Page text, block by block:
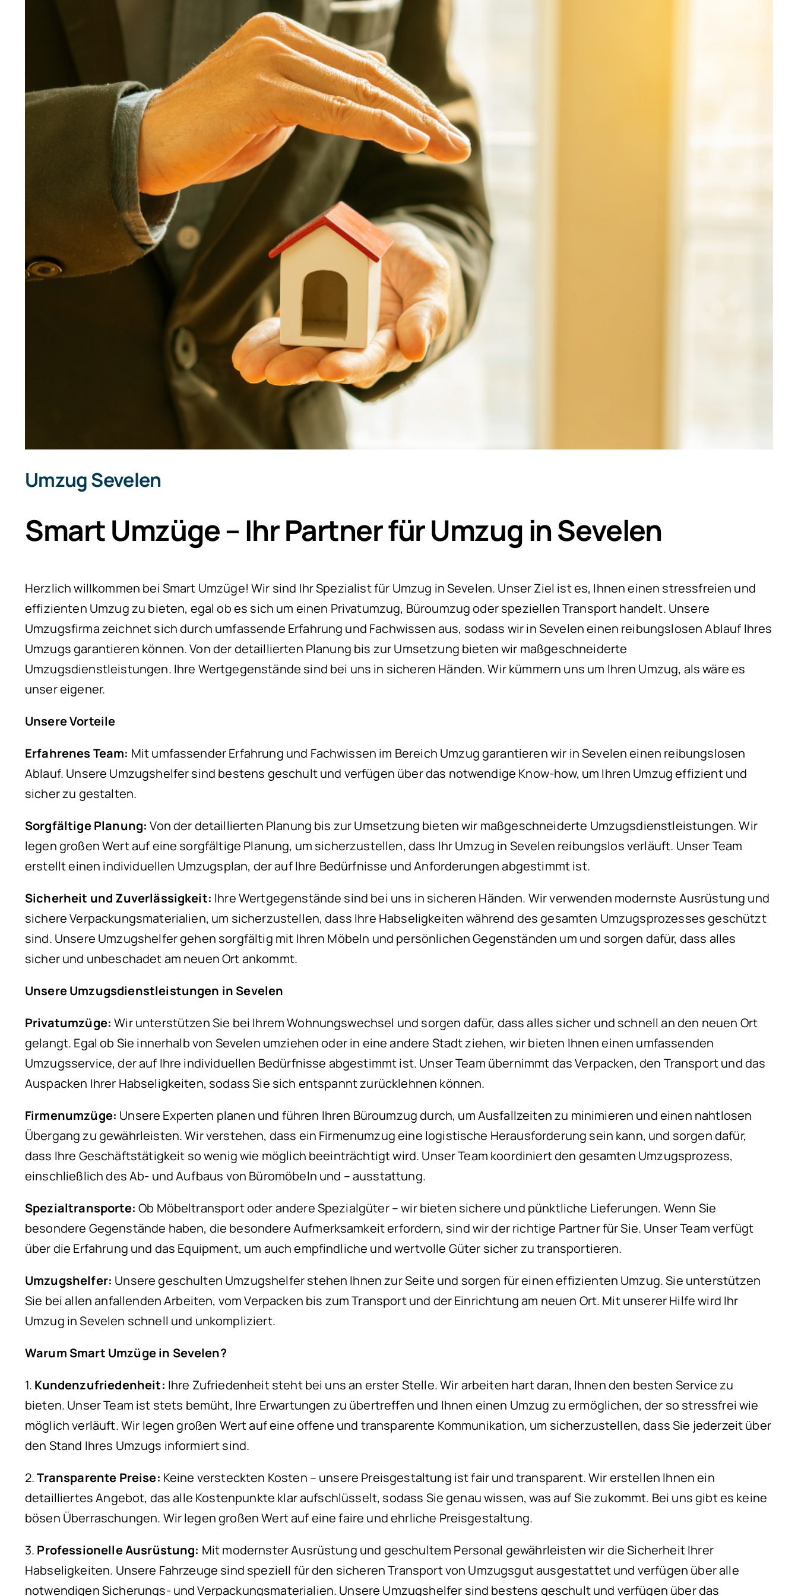
Umzug Sevelen
Smart Umzüge – Ihr Partner für Umzug in Sevelen
Herzlich willkommen bei Smart Umzüge! Wir sind Ihr Spezialist für Umzug in Sevelen. Unser Ziel ist es, Ihnen einen stressfreien und
effizienten Umzug zu bieten, egal ob es sich um einen Privatumzug, Büroumzug oder speziellen Transport handelt. Unsere
Umzugsfirma zeichnet sich durch umfassende Erfahrung und Fachwissen aus, sodass wir in Sevelen einen reibungslosen Ablauf Ihres
Umzugs garantieren können. Von der detaillierten Planung bis zur Umsetzung bieten wir maßgeschneiderte
Umzugsdienstleistungen. Ihre Wertgegenstände sind bei uns in sicheren Händen. Wir kümmern uns um Ihren Umzug, als wäre es
unser eigener.
Unsere Vorteile
Erfahrenes Team: Mit umfassender Erfahrung und Fachwissen im Bereich Umzug garantieren wir in Sevelen einen reibungslosen
Ablauf. Unsere Umzugshelfer sind bestens geschult und verfügen über das notwendige Know-how, um Ihren Umzug effizient und
sicher zu gestalten.
Sorgfältige Planung: Von der detaillierten Planung bis zur Umsetzung bieten wir maßgeschneiderte Umzugsdienstleistungen. Wir
legen großen Wert auf eine sorgfältige Planung, um sicherzustellen, dass Ihr Umzug in Sevelen reibungslos verläuft. Unser Team
erstellt einen individuellen Umzugsplan, der auf Ihre Bedürfnisse und Anforderungen abgestimmt ist.
Sicherheit und Zuverlässigkeit: Ihre Wertgegenstände sind bei uns in sicheren Händen. Wir verwenden modernste Ausrüstung und
sichere Verpackungsmaterialien, um sicherzustellen, dass Ihre Habseligkeiten während des gesamten Umzugsprozesses geschützt
sind. Unsere Umzugshelfer gehen sorgfältig mit Ihren Möbeln und persönlichen Gegenständen um und sorgen dafür, dass alles
sicher und unbeschadet am neuen Ort ankommt.
Unsere Umzugsdienstleistungen in Sevelen
Privatumzüge: Wir unterstützen Sie bei Ihrem Wohnungswechsel und sorgen dafür, dass alles sicher und schnell an den neuen Ort
gelangt. Egal ob Sie innerhalb von Sevelen umziehen oder in eine andere Stadt ziehen, wir bieten Ihnen einen umfassenden
Umzugsservice, der auf Ihre individuellen Bedürfnisse abgestimmt ist. Unser Team übernimmt das Verpacken, den Transport und das
Auspacken Ihrer Habseligkeiten, sodass Sie sich entspannt zurücklehnen können.
Firmenumzüge: Unsere Experten planen und führen Ihren Büroumzug durch, um Ausfallzeiten zu minimieren und einen nahtlosen
Übergang zu gewährleisten. Wir verstehen, dass ein Firmenumzug eine logistische Herausforderung sein kann, und sorgen dafür,
dass Ihre Geschäftstätigkeit so wenig wie möglich beeinträchtigt wird. Unser Team koordiniert den gesamten Umzugsprozess,
einschließlich des Ab- und Aufbaus von Büromöbeln und – ausstattung.
Spezialtransporte: Ob Möbeltransport oder andere Spezialgüter – wir bieten sichere und pünktliche Lieferungen. Wenn Sie
besondere Gegenstände haben, die besondere Aufmerksamkeit erfordern, sind wir der richtige Partner für Sie. Unser Team verfügt
über die Erfahrung und das Equipment, um auch empfindliche und wertvolle Güter sicher zu transportieren.
Umzugshelfer: Unsere geschulten Umzugshelfer stehen Ihnen zur Seite und sorgen für einen effizienten Umzug. Sie unterstützen
Sie bei allen anfallenden Arbeiten, vom Verpacken bis zum Transport und der Einrichtung am neuen Ort. Mit unserer Hilfe wird Ihr
Umzug in Sevelen schnell und unkompliziert.
Warum Smart Umzüge in Sevelen?
1. Kundenzufriedenheit: Ihre Zufriedenheit steht bei uns an erster Stelle. Wir arbeiten hart daran, Ihnen den besten Service zu
bieten. Unser Team ist stets bemüht, Ihre Erwartungen zu übertreffen und Ihnen einen Umzug zu ermöglichen, der so stressfrei wie
möglich verläuft. Wir legen großen Wert auf eine offene und transparente Kommunikation, um sicherzustellen, dass Sie jederzeit über
den Stand Ihres Umzugs informiert sind.
2.Transparente Preise: Keine versteckten Kosten – unsere Preisgestaltung ist fair und transparent. Wir erstellen Ihnen ein
detailliertes Angebot, das alle Kostenpunkte klar aufschlüsselt, sodass Sie genau wissen, was auf Sie zukommt. Bei uns gibt es keine
bösen Überraschungen. Wir legen großen Wert auf eine faire und ehrliche Preisgestaltung.
3. Professionelle Ausrüstung: Mit modernster Ausrüstung und geschultem Personal gewährleisten wir die Sicherheit Ihrer
Habseligkeiten. Unsere Fahrzeuge sind speziell für den sicheren Transport von Umzugsgut ausgestattet und verfügen über alle
notwendigen Sicherungs- und Verpackungsmaterialien. Unsere Umzugshelfer sind bestens geschult und verfügen über das